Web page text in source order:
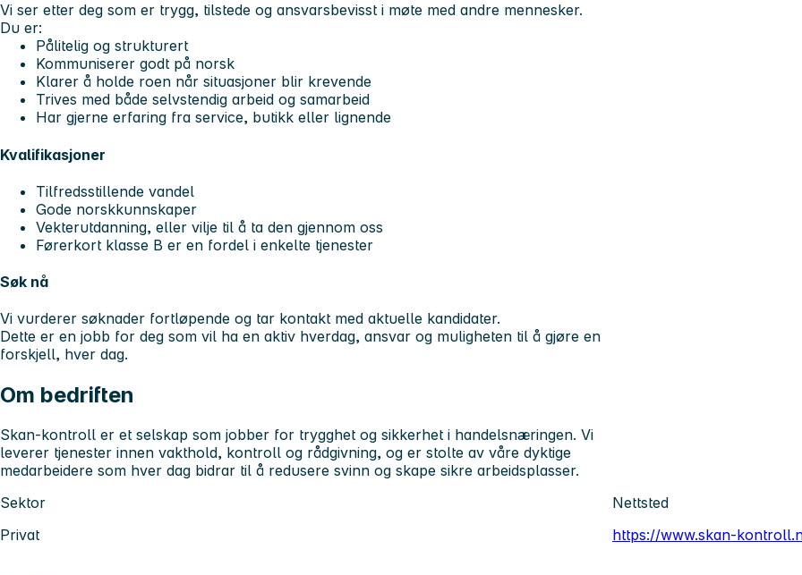
Vi ser etter deg som er trygg, tilstede og ansvarsbevisst i møte med andre mennesker.
Du er:
Pålitelig og strukturert
Kommuniserer godt på norsk
Klarer å holde roen når situasjoner blir krevende
Trives med både selvstendig arbeid og samarbeid
Har gjerne erfaring fra service, butikk eller lignende
Kvalifikasjoner
Tilfredsstillende vandel
Gode norskkunnskaper
Vekterutdanning, eller vilje til å ta den gjennom oss
Førerkort klasse B er en fordel i enkelte tjenester
Søk nå
Vi vurderer søknader fortløpende og tar kontakt med aktuelle kandidater.
Dette er en jobb for deg som vil ha en aktiv hverdag, ansvar og muligheten til å gjøre en
forskjell, hver dag.
Om bedriften
Skan-kontroll er et selskap som jobber for trygghet og sikkerhet i handelsnæringen. Vi
leverer tjenester innen vakthold, kontroll og rådgivning, og er stolte av våre dyktige
medarbeidere som hver dag bidrar til å redusere svinn og skape sikre arbeidsplasser.
Sektor
Privat
Nettsted
https://www.skan-